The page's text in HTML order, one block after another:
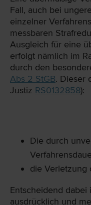
Fall, auch bei
einzelner
messbaren
Ausgleich für eine
erfolgt nämlich im
durch den
Abs 2 StGB. Dieser
Justiz RS0132858):
Die durch
die Verletzung
Entscheidend dabei
ausdrücklich und